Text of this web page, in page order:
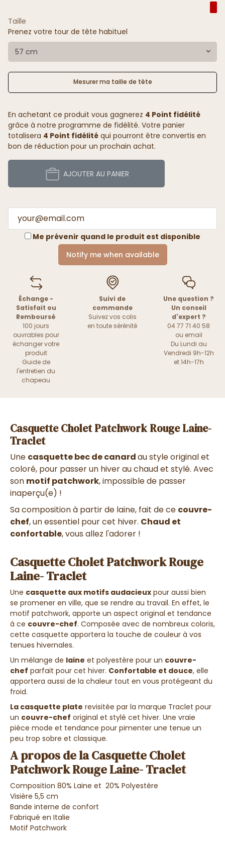
Taille
Prenez votre tour de tête habituel
57 cm
Mesurer ma taille de tête
En achetant ce produit vous gagnerez 4 Point fidélité
grâce à notre programme de fidélité. Votre panier
totalisera 4 Point fidélité qui pourront être convertis en
bon de réduction pour un prochain achat.
AJOUTER AU PANIER
Me prévenir quand le produit est disponible
Notify me when available
Échange -
Satisfait ou
Remboursé
100 jours
ouvrables pour
échanger votre
produit
Guide de
l'entretien du
chapeau
Suivi de
commande
Suivez vos colis
en toute sérénité
Une question ?
Un conseil
d'expert ?
04 77 71 40 58
ou email
Du Lundi au
Vendredi 9h-12h
et 14h-17h
Casquette Cholet Patchwork Rouge Laine-
Traclet
Une casquette bec de canardau style original et
coloré, pour passer un hiver au chaud et stylé. Avec
son motif patchwork, impossible de passer
inaperçu(e) !
Sa composition à partir de laine, fait de ce couvre-
chef, un essentiel pour cet hiver. Chaud et
confortable, vous allez l'adorer !
Casquette Cholet Patchwork Rouge
Laine- Traclet
Une casquette aux motifs audacieux pour aussi bien
se promener en ville, que se rendre au travail. En effet, le
motif patchwork, apporte un aspect original et tendance
à ce couvre-chef. Composée avec de nombreux coloris,
cette casquette apportera la touche de couleur à vos
tenues hivernales.
Un mélange de laine et polyestère pour un couvre-
chef parfait pour cet hiver. Confortable et douce, elle
apportera aussi de la chaleur tout en vous protégeant du
froid.
La casquette plate revisitée par la marque Traclet pour
un couvre-chef original et stylé cet hiver. Une vraie
pièce mode et tendance pour pimenter une tenue un
peu trop sobre et classique.
A propos de la Casquette Cholet
Patchwork Rouge Laine- Traclet
Composition 80% Laine et 20% Polyestère
Visière 5,5 cm
Bande interne de confort
Fabriqué en Italie
Motif Patchwork